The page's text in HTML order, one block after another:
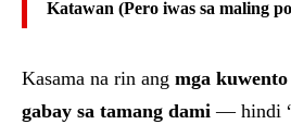
Katawan (Pero iwas sa maling
Kasama na rin ang mga kuwento
gabay sa tamang dami — hindi